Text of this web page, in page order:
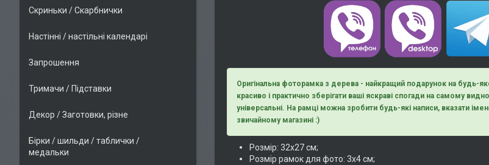
Оригінальна фоторамка з дерева - найкращий подарунок на будь-
красиво і практично зберігати ваші яскраві спогади на самому
універсальні. На рамці можна зробити будь-які написи, вказати
звичайному магазині :)
Розмір: 32х27 см;
Розмір рамок для фото: 3х4 см;
Скриньки / Скарбнички
Настінні / настільні календарі
Запрошення
Тримачи / Підставки
Декор / Заготовки, різне
Бірки / шильди / таблички /
медальки